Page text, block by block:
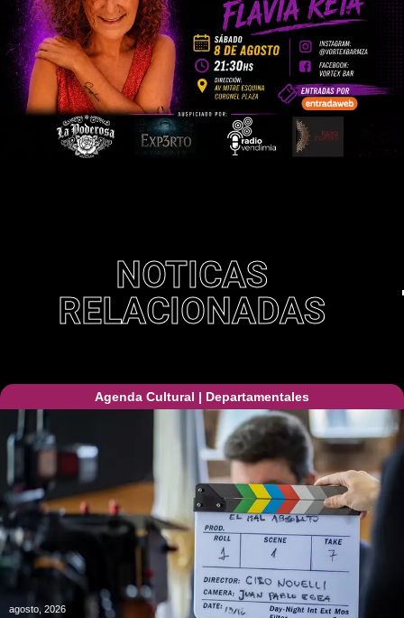
NOTICAS
RELACIONADAS
Agenda Cultural | Departamentales
agosto, 2026